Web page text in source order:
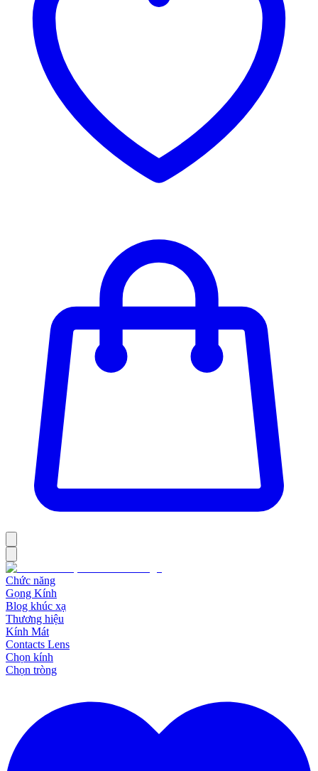
Chức năng
Gọng Kính
Blog khúc xạ
Thương hiệu
Kính Mát
Contacts Lens
Chọn kính
Chọn tròng